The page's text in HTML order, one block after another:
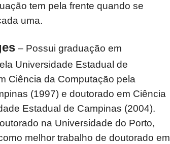
tem pela frente quando se
uma.
– Possui graduação em
Universidade Estadual de
Ciência da Computação pela
(1997) e doutorado em Ciência
Estadual de Campinas (2004).
na Universidade do Porto,
melhor trabalho de doutorado em